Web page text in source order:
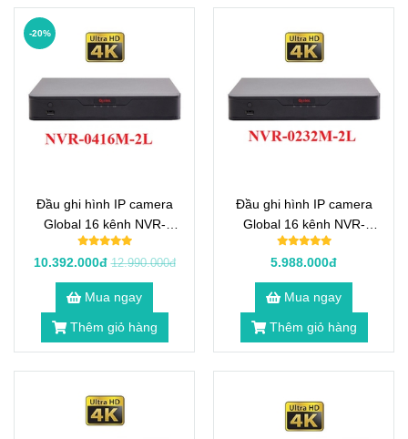
Đầu ghi hình IP camera
Global 16 kênh NVR-
0416M-2L
10.392.000đ 12.990.000đ
-20%
Mua ngay
Thêm giỏ hàng
Đầu ghi hình IP camera
Global 16 kênh NVR-
0232M-2L
5.988.000đ
Mua ngay
Thêm giỏ hàng